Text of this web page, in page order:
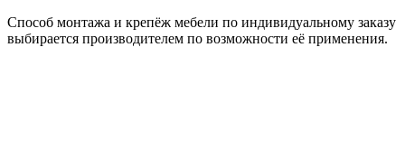
Способ монтажа и крепёж мебели по индивидуальному заказу
выбирается производителем по возможности её применения.